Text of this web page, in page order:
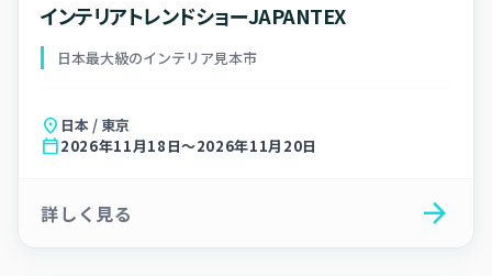
インテリアトレンドショーJAPANTEX
日本最大級のインテリア見本市
location_on 日本 / 東京
calendar_today2026年11月18日～2026年11月20日
詳しく見る arrow_forward